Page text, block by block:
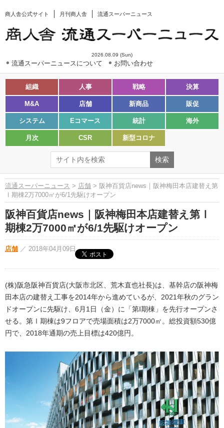
商人舎公式サイト 月刊商人舎 流通スーパーニュース
2026.08.09 (Sun)
流通スーパーニュースについて お問い合わせ
組織 人事 戦略 決算
M&A 店舗 新商品 販促
システム Eコマース 統計 海外
月次 CSR 新型コロナ
流通スーパーニュース > 店舗 > 阪神百貨店news｜阪神梅田本店建替え第
Ⅰ期棟2万7000㎡が6/1先駆けオープン
阪神百貨店news｜阪神梅田本店建替え第Ⅰ
期棟2万7000㎡が6/1先駆けオープン
店舗 ／ 2018年04月09日
(株)阪急阪神百貨店(大阪市北区、荒木直也社長)は、基幹店の阪神梅
田本店の建替え工事を2014年から進めているが、2021年秋のグラン
ドオープンに先駆け、6月1日（金）に「第I期棟」を先行オープンさ
せる。第Ⅰ期棟は9フロアで売場面積は2万7000㎡。総投資額530億
円で、2018年通期の売上目標は420億円。